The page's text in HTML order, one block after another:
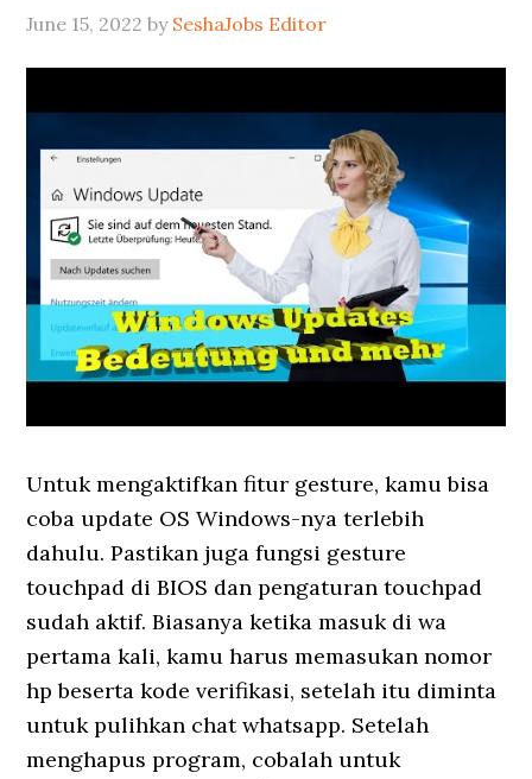
June 15, 2022 by SeshaJobs Editor
Untuk mengaktifkan fitur gesture, kamu bisa
coba update OS Windows-nya terlebih
dahulu. Pastikan juga fungsi gesture
touchpad di BIOS dan pengaturan touchpad
sudah aktif. Biasanya ketika masuk di wa
pertama kali, kamu harus memasukan nomor
hp beserta kode verifikasi, setelah itu diminta
untuk pulihkan chat whatsapp. Setelah
menghapus program, cobalah untuk